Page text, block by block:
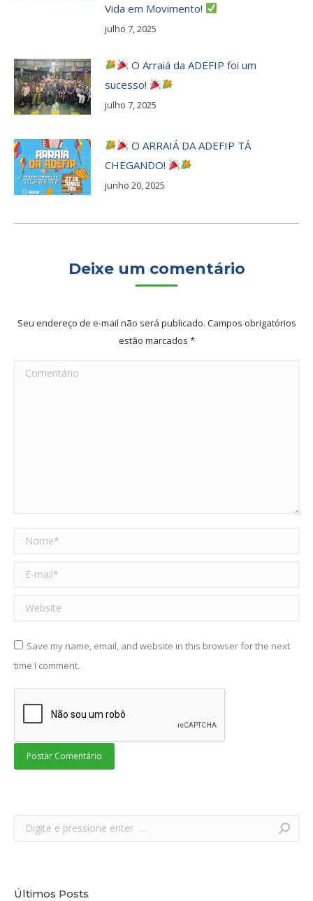
Vida em Movimento!
julho 7, 2025
O Arraiá da ADEFIP foi um
sucesso!
julho 7, 2025
O ARRAIÁ DA ADEFIP TÁ
CHEGANDO!
junho 20, 2025
Deixe um comentário
Seu endereço de e-mail não será publicado. Campos obrigatórios
estão marcados *
Comentário
Nome *
E-mail *
Website
Save my name, email, and website in this browser for the next
time I comment.
Postar Comentário
Search:
Últimos Posts